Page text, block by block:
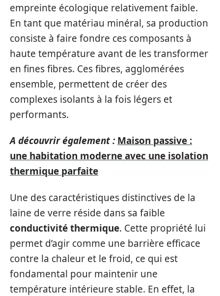
empreinte écologique relativement faible.
En tant que matériau minéral, sa production
consiste à faire fondre ces composants à
haute température avant de les transformer
en fines fibres. Ces fibres, agglomérées
ensemble, permettent de créer des
complexes isolants à la fois légers et
performants.
A découvrir également : Maison passive :
une habitation moderne avec une isolation
thermique parfaite
Une des caractéristiques distinctives de la
laine de verre réside dans sa faible
conductivité thermique. Cette propriété lui
permet d’agir comme une barrière efficace
contre la chaleur et le froid, ce qui est
fondamental pour maintenir une
température intérieure stable. En effet, la